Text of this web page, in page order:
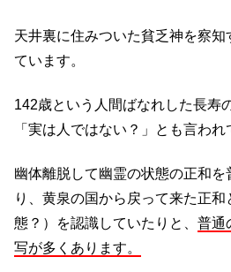
天井裏に住みついた貧乏神を察
ています。
142歳という人間ばなれした長寿
「実は人ではない？」とも言われ
幽体離脱して幽霊の状態の正和
り、黄泉の国から戻って来た正
態？）を認識していたりと、 普通
写が多くあります。